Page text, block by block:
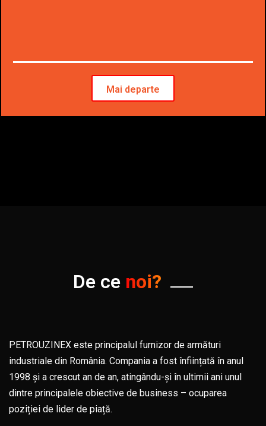
Mai departe
De ce noi?
PETROUZINEX este principalul furnizor de armături
industriale din România. Compania a fost înființată în anul
1998 și a crescut an de an, atingându-și în ultimii ani unul
dintre principalele obiective de business – ocuparea
poziției de lider de piață.